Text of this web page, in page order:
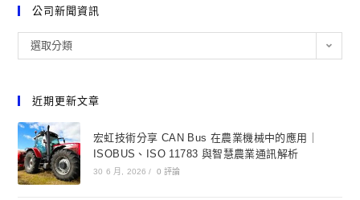
公司新聞資訊
選取分類
近期更新文章
宏虹技術分享 CAN Bus 在農業機械中的應用｜
ISOBUS、ISO 11783 與智慧農業通訊解析
30 6 月, 2026 / 0 評論